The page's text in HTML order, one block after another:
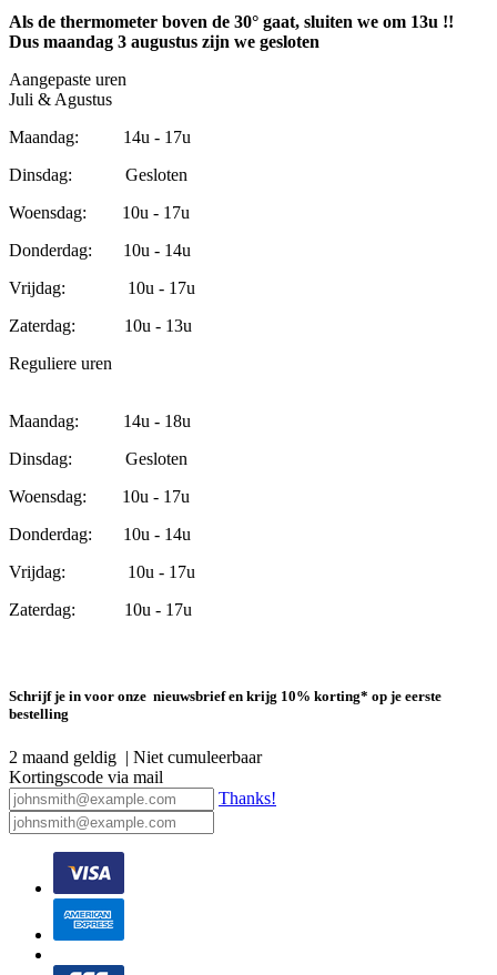
Als de thermometer boven de 30° gaat, sluiten we om 13u !!
Dus maandag 3 augustus zijn we gesloten
Aangepaste uren
Juli & Agustus
Maandag: 14u - 17u
Dinsdag: Gesloten
Woensdag: 10u - 17u
Donderdag: 10u - 14u
Vrijdag: 10u - 17u
Zaterdag: 10u - 13u
Reguliere uren
Maandag: 14u - 18u
Dinsdag: Gesloten
Woensdag: 10u - 17u
Donderdag: 10u - 14u
Vrijdag: 10u - 17u
Zaterdag: 10u - 17u
Schrijf je in voor onze nieuwsbrief en krijg 10% korting* op je eerste
bestelling
2 maand geldig | Niet cumuleerbaar
Kortingscode via mail
Thanks!